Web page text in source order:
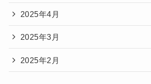
2025年4月
2025年3月
2025年2月